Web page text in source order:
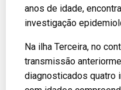
anos de idade,
investigação
Na ilha Terceira, no
transmissão
diagnosticados quatro